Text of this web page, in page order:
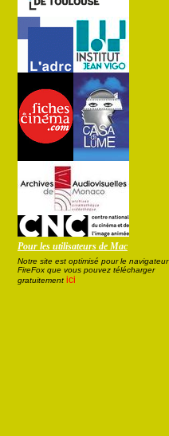
Pour les utilisateurs de Mac
Notre site est optimisé pour le navigateur
FireFox que vous pouvez télécharger
gratuitement ici